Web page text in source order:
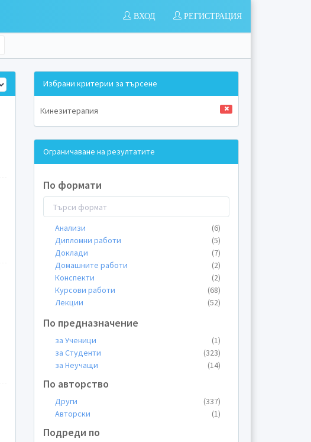
РЕГИСТРАЦИЯ
ВХОД
Избрани критерии за търсене
Кинезитерапия
Ограничаване на резултатите
По формати
Анализи
(6)
Дипломни работи
(5)
Доклади
(7)
Домашните работи
(2)
Конспекти
(2)
Курсови работи
(68)
Лекции
(52)
Пищови
Планове
(2)
Презентации
(94)
Протоколи
(5)
Теми
Тестове
(1)
Упражнения
(4)
По предназначение
за Ученици
(1)
за Студенти
(323)
за Неучащи
(14)
По авторство
Други
(337)
Авторски
(1)
Подреди по